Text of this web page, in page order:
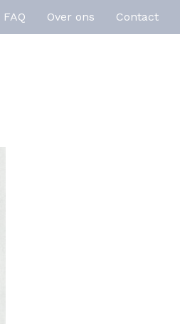
FAQ Over ons Contact